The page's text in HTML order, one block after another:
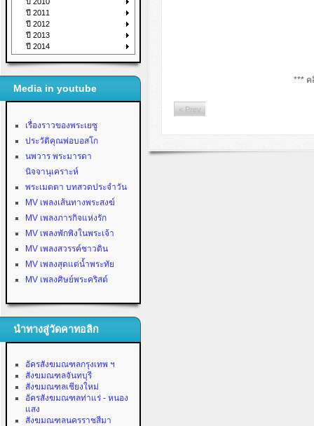
ปี 2011
ปี 2012
ปี 2013
ปี 2014
Media in youtube
เรื่องราวของพระเยซู
ประวัติคุณพ่อบอสโก
นพวาร พระมารดา
นิจจานุเคราะห์
พระเมตตา บทสวดประจำวัน
MV เพลงเส้นทางพระสงฆ์
MV เพลงภารกิจแห่งรัก
MV เพลงพักพิงในพระเจ้า
MV เพลงสวรรค์ชาวดิน
MV เพลงสุดแต่น้ำพระทัย
MV เพลงศิษย์พระคริสต์
นำทางสู่วัดคาทอลิก
อัครสังฆมณฑลกรุงเทพ ฯ
สังฆมณฑลจันทบุรี
สังฆมณฑลเชียงใหม่
อัครสังฆมณฑลท่าแร่ - หนอง
แสง
สังฆมณฑลนครราชสีมา
*** ค
< Prev